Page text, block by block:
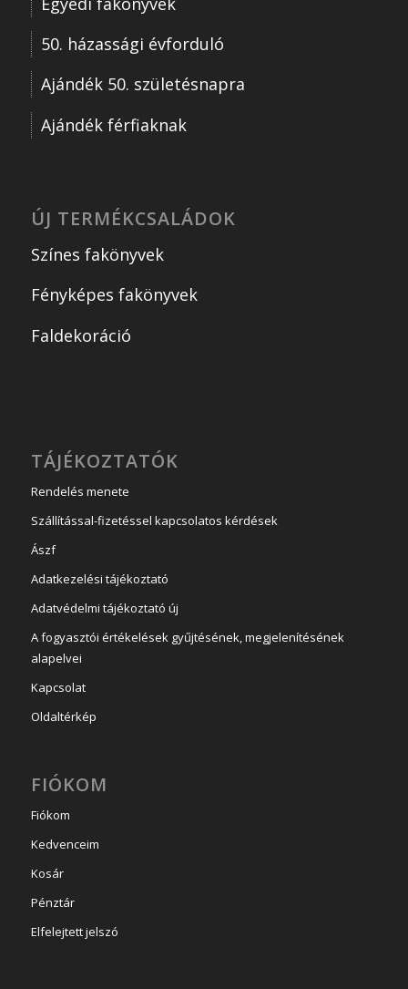
50. házassági évforduló
Ajándék 50. születésnapra
Ajándék férfiaknak
ÚJ TERMÉKCSALÁDOK
Színes fakönyvek
Fényképes fakönyvek
Faldekoráció
TÁJÉKOZTATÓK
Rendelés menete
Szállítással-fizetéssel kapcsolatos kérdések
Ászf
Adatkezelési tájékoztató
Adatvédelmi tájékoztató új
A fogyasztói értékelések gyűjtésének, megjelenítésének
alapelvei
Kapcsolat
Oldaltérkép
FIÓKOM
Fiókom
Kedvenceim
Kosár
Pénztár
Elfelejtett jelszó